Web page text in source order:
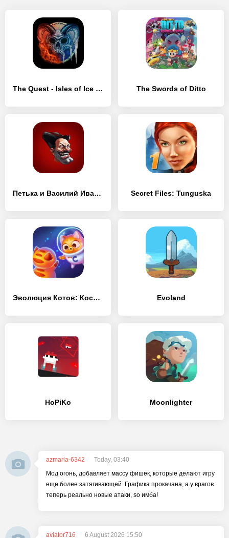
The Quest - Isles of Ice & Fire The Swords of Ditto
Петька и Василий Иванович Secret Files: Tunguska
Эволюция Котов: Космос – Котики в новой галактике Evoland
HoPiKo Moonlighter
azmaria-6342
Today, 03:40
Мод огонь, добавляет массу фишек, которые делают игру
еще более затягивающей. Графика прокачана, а у врагов
теперь реально новые атаки, so имба!
aviator716
6 August 2026 15:50